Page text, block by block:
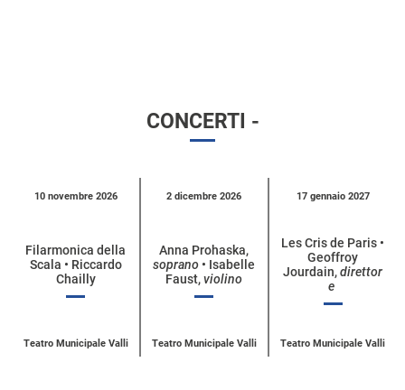
CONCERTI -
Calendario
categoria
10 novembre 2026
Filarmonica della
Scala • Riccardo
Chailly
Teatro Municipale Valli
2 dicembre 2026
Anna Prohaska,
soprano • Isabelle
Faust,violino
Teatro Municipale Valli
17 gennaio 2027
Les Cris de Paris •
Geoffroy
Jourdain,direttor
e
Teatro Municipale Valli